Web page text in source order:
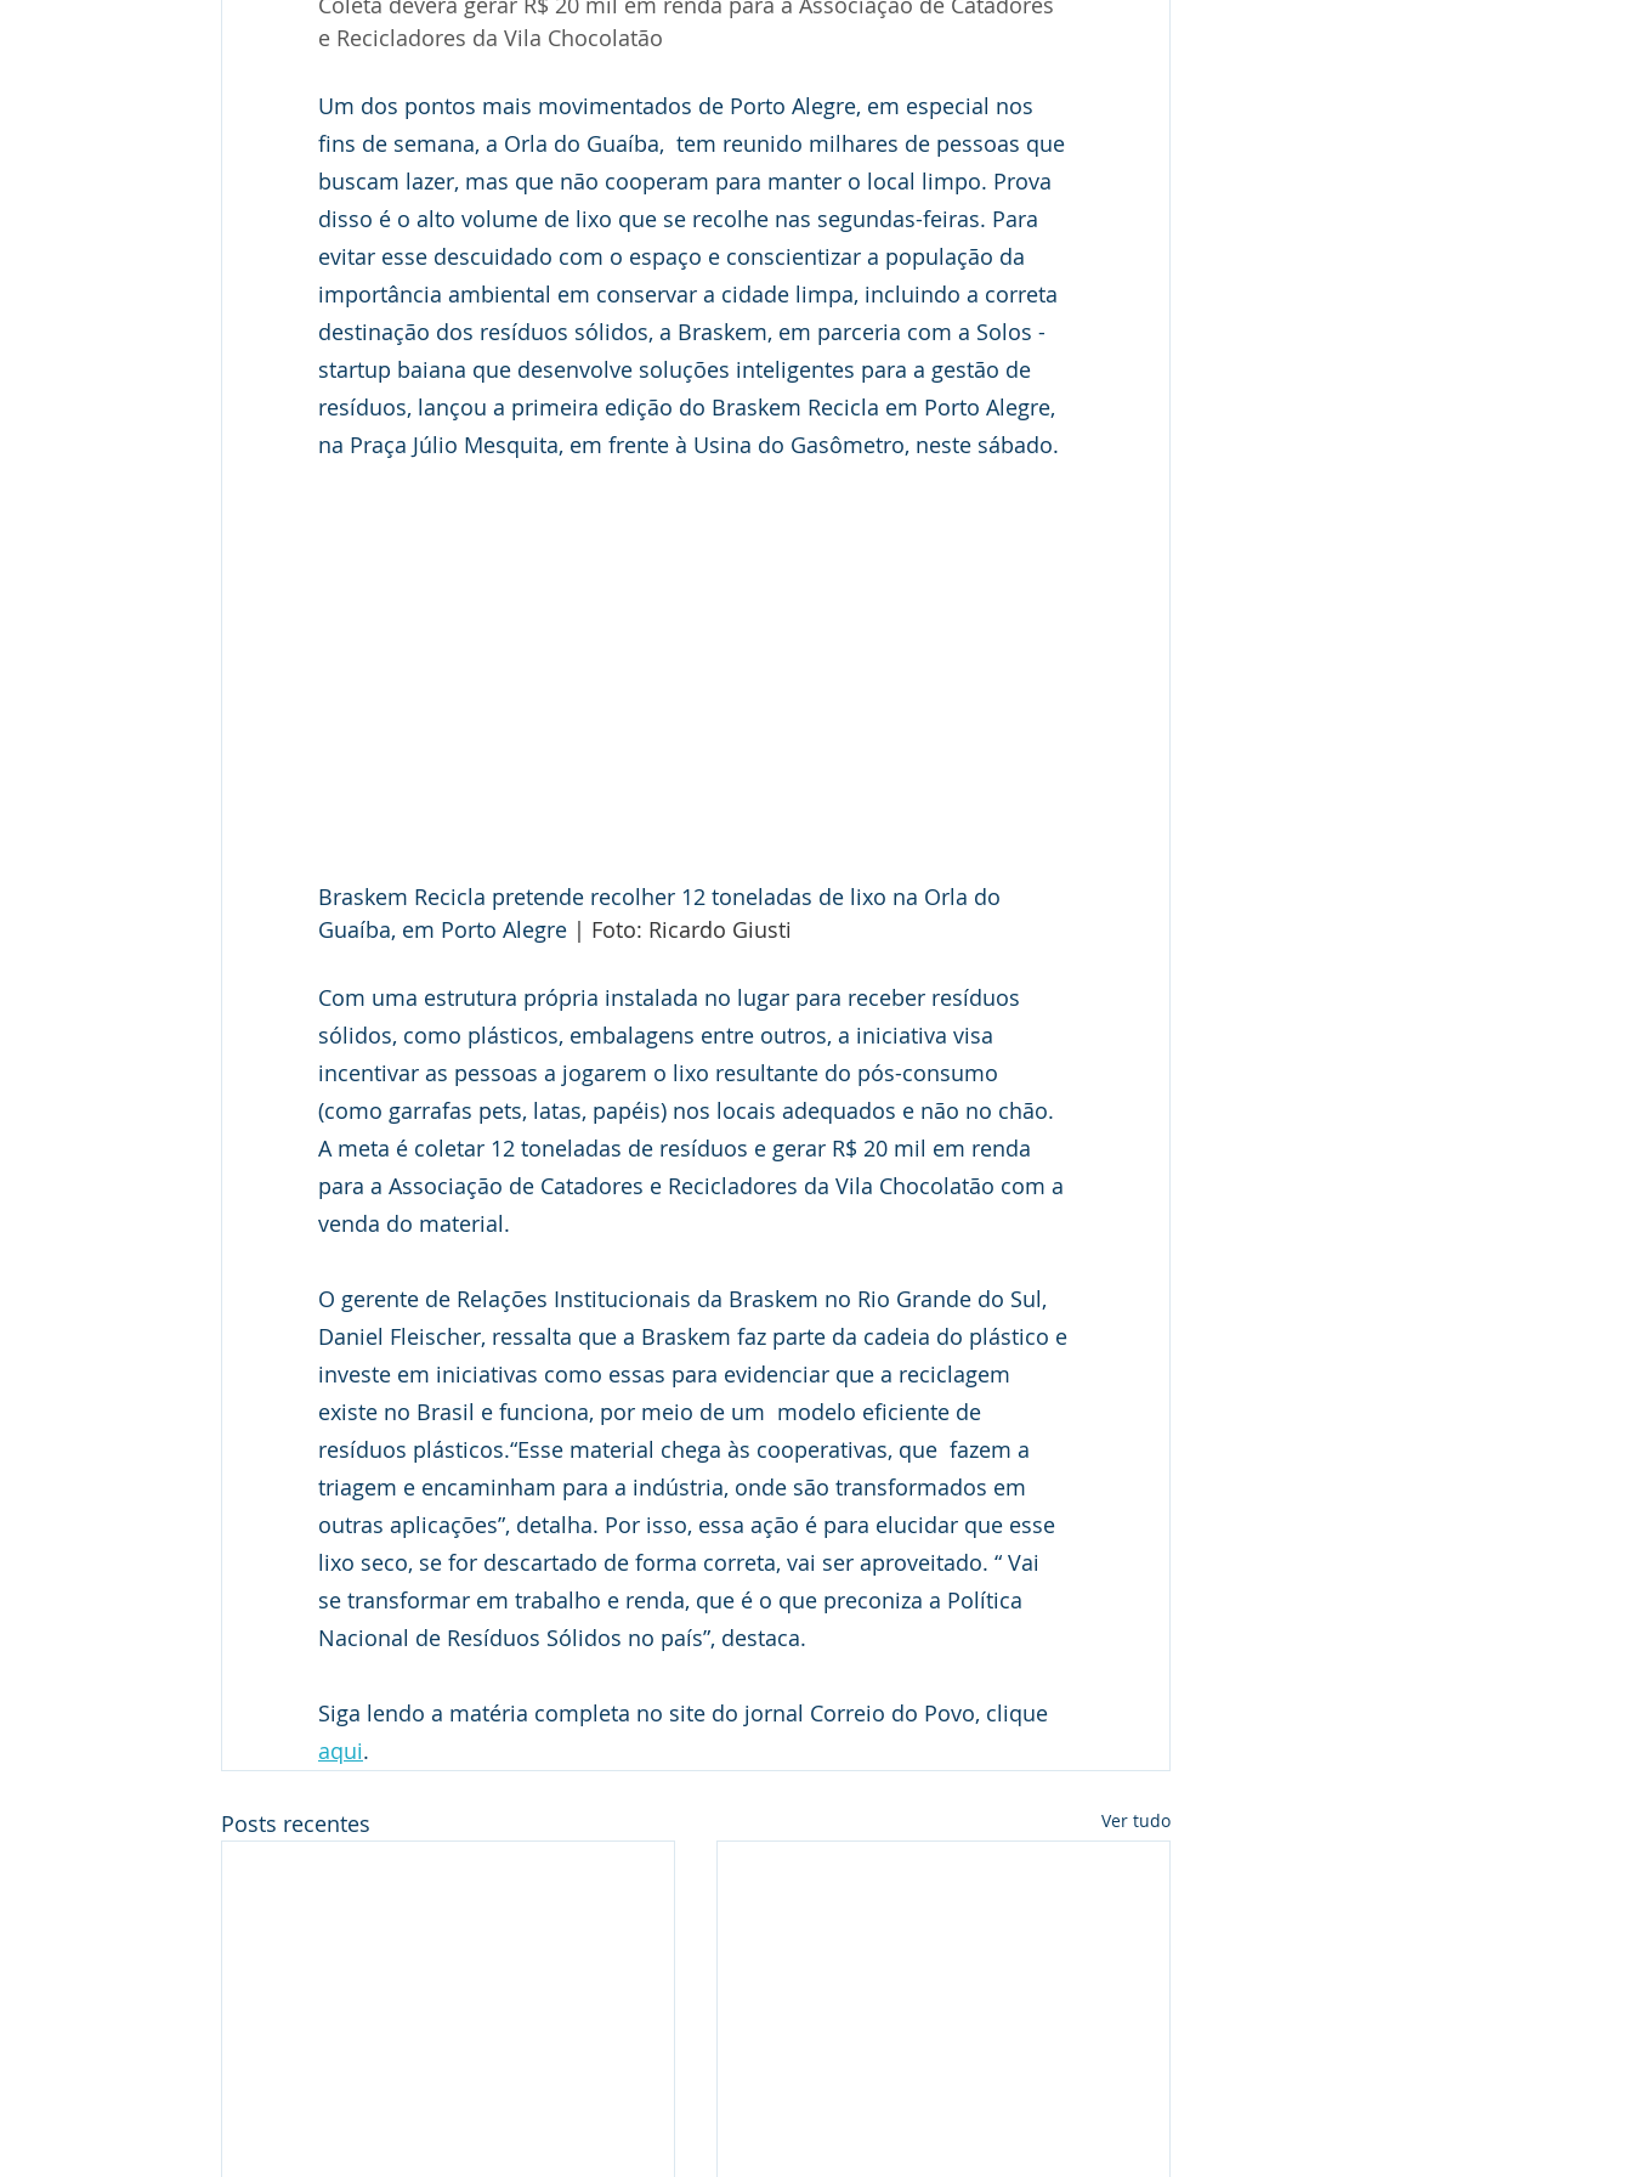
e Recicladores da Vila Chocolatão
Um dos pontos mais movimentados de Porto Alegre, em especial nos
fins de semana, a Orla do Guaíba,  tem reunido milhares de pessoas que
buscam lazer, mas que não cooperam para manter o local limpo. Prova
disso é o alto volume de lixo que se recolhe nas segundas-feiras. Para
evitar esse descuidado com o espaço e conscientizar a população da
importância ambiental em conservar a cidade limpa, incluindo a correta
destinação dos resíduos sólidos, a Braskem, em parceria com a Solos -
startup baiana que desenvolve soluções inteligentes para a gestão de
resíduos, lançou a primeira edição do Braskem Recicla em Porto Alegre,
na Praça Júlio Mesquita, em frente à Usina do Gasômetro, neste sábado.
Braskem Recicla pretende recolher 12 toneladas de lixo na Orla do
Guaíba, em Porto Alegre | Foto: Ricardo Giusti
Com uma estrutura própria instalada no lugar para receber resíduos
sólidos, como plásticos, embalagens entre outros, a iniciativa visa
incentivar as pessoas a jogarem o lixo resultante do pós-consumo
(como garrafas pets, latas, papéis) nos locais adequados e não no chão.
A meta é coletar 12 toneladas de resíduos e gerar R$ 20 mil em renda
para a Associação de Catadores e Recicladores da Vila Chocolatão com a
venda do material.
O gerente de Relações Institucionais da Braskem no Rio Grande do Sul,
Daniel Fleischer, ressalta que a Braskem faz parte da cadeia do plástico e
investe em iniciativas como essas para evidenciar que a reciclagem
existe no Brasil e funciona, por meio de um  modelo eficiente de
resíduos plásticos.“Esse material chega às cooperativas, que  fazem a
triagem e encaminham para a indústria, onde são transformados em
outras aplicações”, detalha. Por isso, essa ação é para elucidar que esse
lixo seco, se for descartado de forma correta, vai ser aproveitado. “ Vai
se transformar em trabalho e renda, que é o que preconiza a Política
Nacional de Resíduos Sólidos no país”, destaca.
Siga lendo a matéria completa no site do jornal Correio do Povo, clique
aqui.
Posts recentes Ver tudo